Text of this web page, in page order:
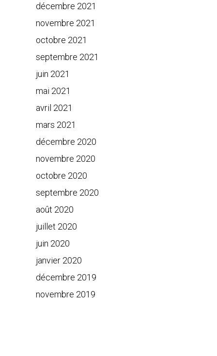
décembre 2021
novembre 2021
octobre 2021
septembre 2021
juin 2021
mai 2021
avril 2021
mars 2021
décembre 2020
novembre 2020
octobre 2020
septembre 2020
août 2020
juillet 2020
juin 2020
janvier 2020
décembre 2019
novembre 2019